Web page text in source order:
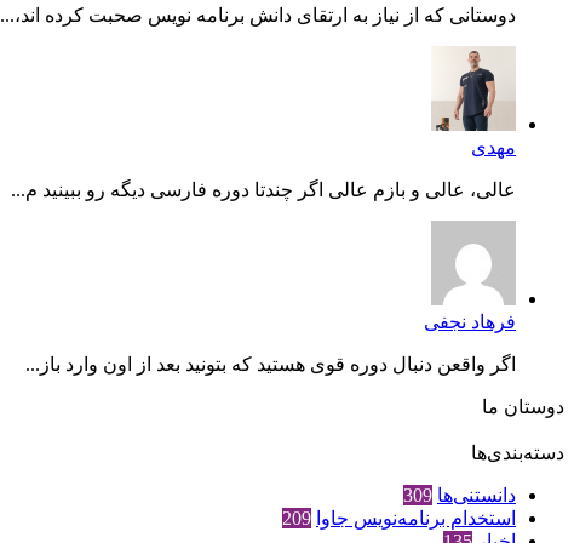
دوستانی که از نیاز به ارتقای دانش برنامه نویس صحبت کرده اند،...
مهدی
عالی، عالی و بازم عالی اگر چندتا دوره فارسی دیگه رو ببینید م...
فرهاد نجفی
اگر واقعن دنبال دوره قوی هستید که بتونید بعد از اون وارد باز...
دوستان ما
دسته‌بندی‌ها
دانستنی‌ها 309
استخدام برنامه‌نویس جاوا 209